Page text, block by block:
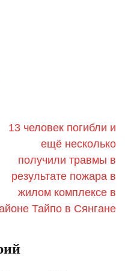
13 человек погибли и
ещё несколько
получили травмы в
результате пожара в
жилом комплексе в
Тайпо в Сянгане